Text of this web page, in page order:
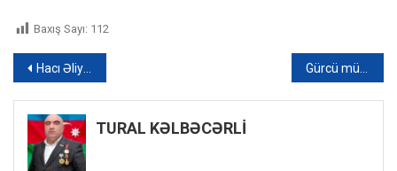
Baxış Sayı: 112
Yazı
naviqasiyası
Hacı Əliyevə vaxtından əvvəl kapitan rütbəsi verildi – FOTO Gürcü müğənni: “Şuşaya həyatın qayıtdığını görmək çox sevindiricidir”
TURAL KƏLBƏCƏRLİ